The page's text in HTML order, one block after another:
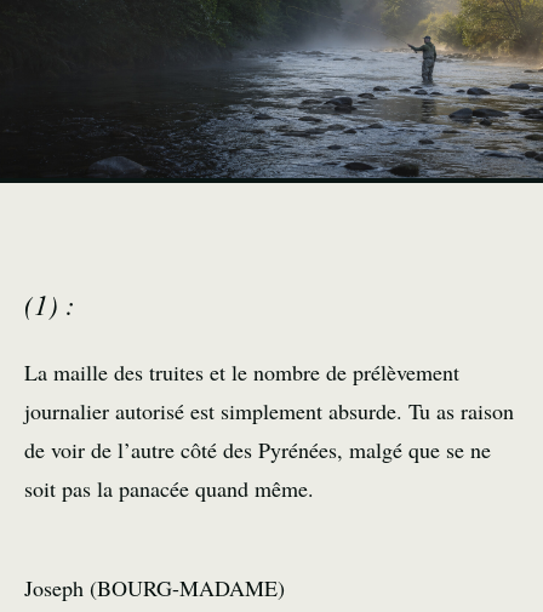
(1) :
La maille des truites et le nombre de prélèvement
journalier autorisé est simplement absurde. Tu as raison
de voir de l’autre côté des Pyrénées, malgé que se ne
soit pas la panacée quand même.
Joseph (BOURG-MADAME)